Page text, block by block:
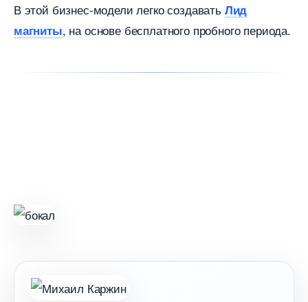
этой бизнес-модели легко создавать Лид
магниты, на основе бесплатного пробного периода.